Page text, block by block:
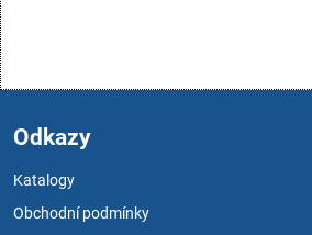
Odkazy
Katalogy
Obchodní podmínky